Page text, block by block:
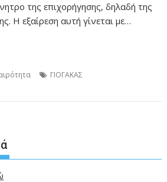
της επιχορήγησης, δηλαδή της
Η εξαίρεση αυτή γίνεται με…
ΓΙΟΓΑΚΑΣ